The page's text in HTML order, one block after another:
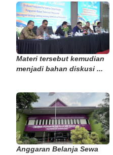
Materi tersebut kemudian
menjadi bahan diskusi ...
Anggaran Belanja Sewa